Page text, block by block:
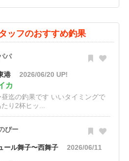
ッフのおすすめ釣果
パ
港 2026/06/20 UP!
カ
迄の釣果です いいタイミングで
り2杯ヒッ...
ぴー
ール舞子〜西舞子
2026/06/11